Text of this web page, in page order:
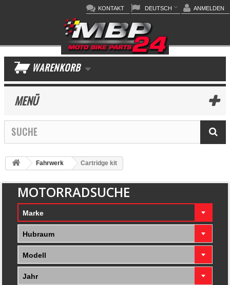
ANMELDEN
DEUTSCH
KONTAKT
WARENKORB
MENÜ
Fahrwerk Cartridge kit
MOTORRADSUCHE
Marke
Hubraum
Modell
Jahr